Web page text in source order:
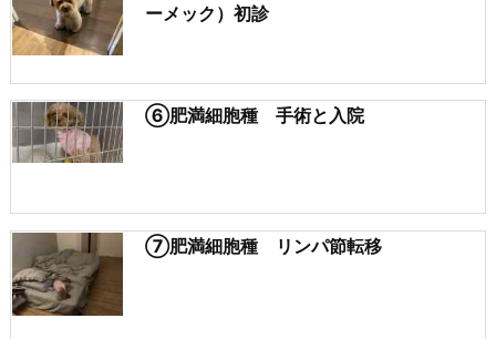
ーメック）初診
⑥肥満細胞種 手術と入院
⑦肥満細胞種 リンパ節転移